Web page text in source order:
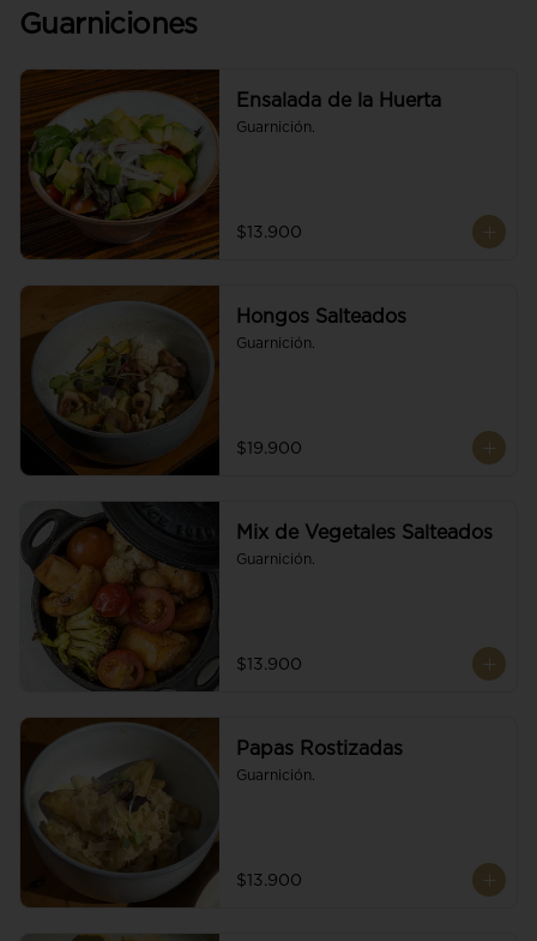
Guarniciones
Ensalada de la Huerta
Guarnición.
$13.900
Hongos Salteados
Guarnición.
$19.900
Mix de Vegetales Salteados
Guarnición.
$13.900
Papas Rostizadas
Guarnición.
$13.900